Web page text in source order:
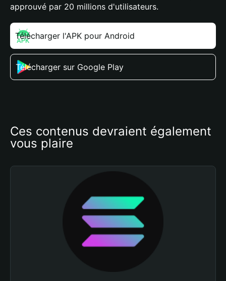
approuvé par 20 millions d'utilisateurs.
Télécharger l'APK pour Android
Télécharger sur Google Play
Ces contenus devraient également
vous plaire